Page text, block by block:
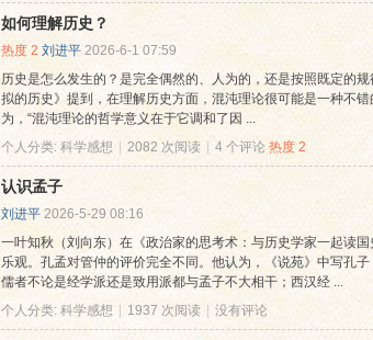
如何理解历史？
热度2 刘进平 2026-6-1 07:59
历史是怎么发生的？是完全偶然的、人为的，还是按照既定的
拟的历史》提到，在理解历史方面，混沌理论很可能是一种不
为，“混沌理论的哲学意义在于它调和了因 ...
个人分类: 科学感想 2082 次阅读 4 个评论 热度 2
认识孟子
刘进平 2026-5-29 08:16
一叶知秋（刘向东）在《政治家的思考术：与历史学家一起读
乐观。孔孟对管仲的评价完全不同。他认为，《说苑》中写孔
儒者不论是经学派还是致用派都与孟子不大相干；西汉经 ...
个人分类:科学感想 1937 次阅读 没有评论